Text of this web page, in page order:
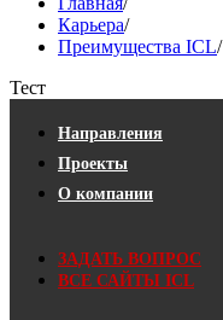
Карьера/
Преимущества ICL/
Тест
Направления
Проекты
О компании
ЗАДАТЬ ВОПРОС
ВСЕ САЙТЫ ICL